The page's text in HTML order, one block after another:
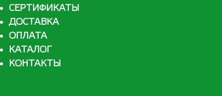
СЕРТИФИКАТЫ
ДОСТАВКА
ОПЛАТА
КАТАЛОГ
КОНТАКТЫ